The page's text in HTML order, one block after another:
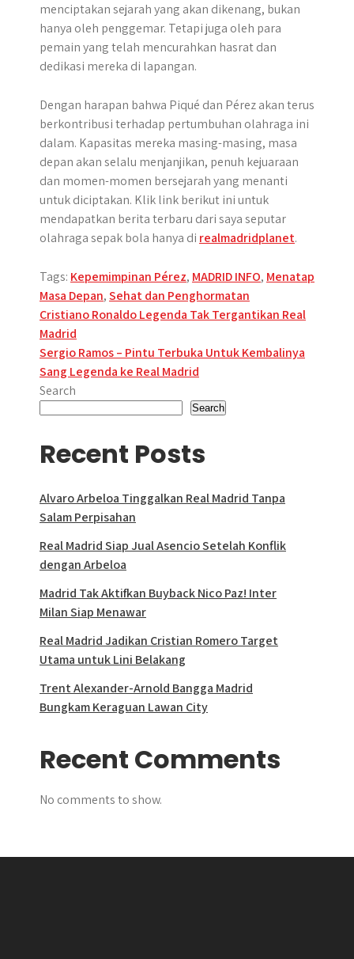
menciptakan sejarah yang akan dikenang, bukan
hanya oleh penggemar. Tetapi juga oleh para
pemain yang telah mencurahkan hasrat dan
dedikasi mereka di lapangan.
Dengan harapan bahwa Piqué dan Pérez akan terus
berkontribusi terhadap pertumbuhan olahraga ini
dalam. Kapasitas mereka masing-masing, masa
depan akan selalu menjanjikan, penuh kejuaraan
dan momen-momen bersejarah yang menanti
untuk diciptakan. Klik link berikut ini untuk
mendapatkan berita terbaru dari saya seputar
olahraga sepak bola hanya di realmadridplanet.
Tags: Kepemimpinan Pérez, MADRID INFO, Menatap
Masa Depan,Sehat dan Penghormatan
Post
navigation
Cristiano Ronaldo Legenda Tak Tergantikan Real
Madrid
Sergio Ramos – Pintu Terbuka Untuk Kembalinya
Sang Legenda ke Real Madrid
Search
Search
Recent Posts
Alvaro Arbeloa Tinggalkan Real Madrid Tanpa
Salam Perpisahan
Real Madrid Siap Jual Asencio Setelah Konflik
dengan Arbeloa
Madrid Tak Aktifkan Buyback Nico Paz! Inter
Milan Siap Menawar
Real Madrid Jadikan Cristian Romero Target
Utama untuk Lini Belakang
Trent Alexander-Arnold Bangga Madrid
Bungkam Keraguan Lawan City
Recent Comments
No comments to show.